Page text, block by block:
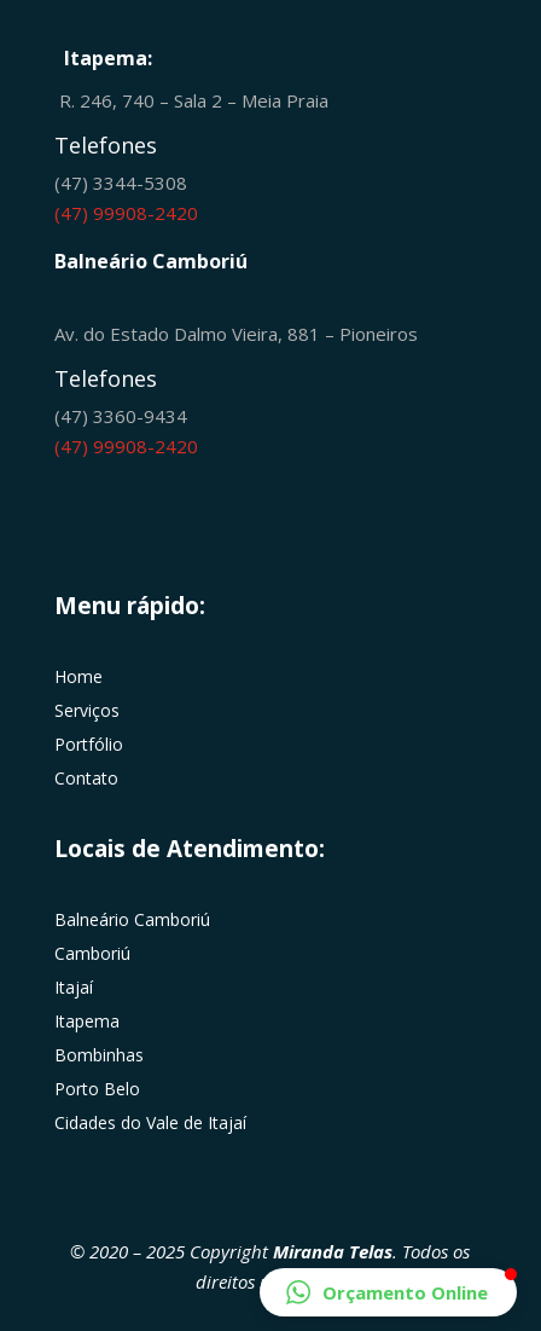
Itapema:
R. 246, 740 – Sala 2 – Meia Praia
Telefones
(47) 3344-5308
(47) 99908-2420
Balneário Camboriú
Av. do Estado Dalmo Vieira, 881 – Pioneiros
Telefones
(47) 3360-9434
(47) 99908-2420
Menu rápido:
Home
Serviços
Portfólio
Contato
Locais de Atendimento:
Balneário Camboriú
Camboriú
Itajaí
Itapema
Bombinhas
Porto Belo
Cidades do Vale de Itajaí
© 2020 – 2025 CopyrightMiranda Telas. Todos os
direitos reservadosOrçamento Online